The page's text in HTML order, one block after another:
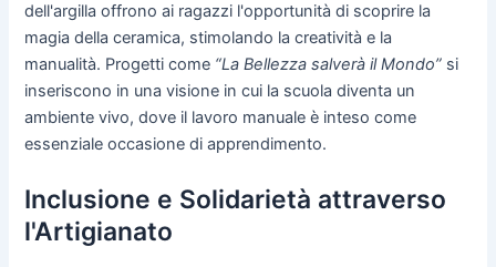
dell'argilla offrono ai ragazzi l'opportunità di scoprire la
magia della ceramica, stimolando la creatività e la
manualità. Progetti come “La Bellezza salverà il Mondo” si
inseriscono in una visione in cui la scuola diventa un
ambiente vivo, dove il lavoro manuale è inteso come
essenziale occasione di apprendimento.
Inclusione e Solidarietà attraverso
l'Artigianato